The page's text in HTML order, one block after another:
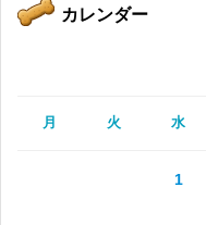
カレンダー
月 火 水
1